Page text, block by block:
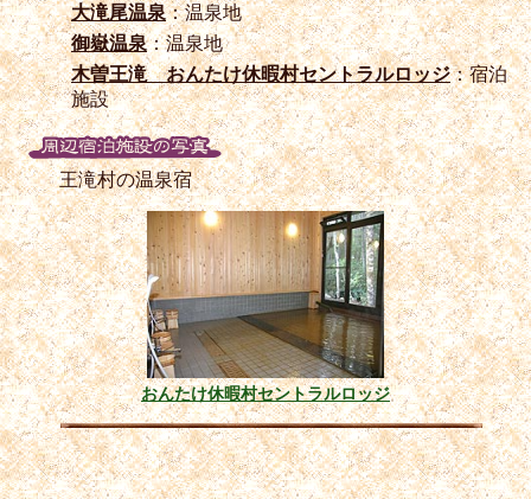
大滝尾温泉：温泉地
御嶽温泉：温泉地
木曽王滝 おんたけ休暇村セントラルロッジ：宿泊
施設
王滝村の温泉宿
おんたけ休暇村セントラルロッジ